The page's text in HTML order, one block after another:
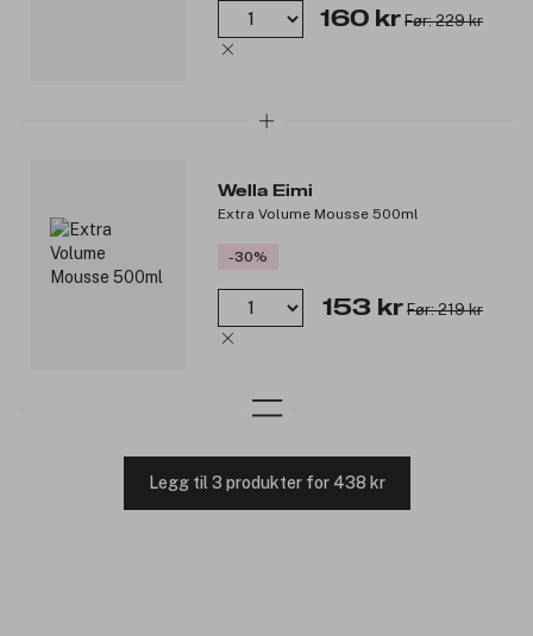
160 kr Før: 229 kr
Wella Eimi
Extra Volume Mousse 500ml
-30%
153 kr Før: 219 kr
Legg til 3 produkter for 438 kr